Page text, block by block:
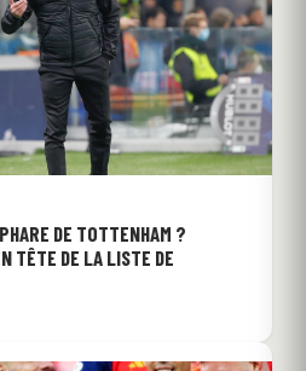
DE TOTTENHAM ?
TÊTE DE LA LISTE DE